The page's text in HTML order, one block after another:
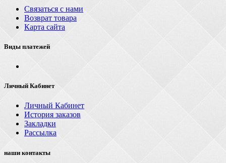
Связаться с нами
Возврат товара
Карта сайта
Виды платежей
Личный Кабинет
Личный Кабинет
История заказов
Закладки
Рассылка
наши контакты